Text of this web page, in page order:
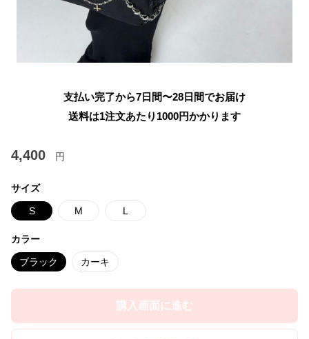
支払い完了から7日間〜28日間でお届け
送料は1注文あたり 1000円かかります
4,400 円
サイズ
S M L
カラー
ブラック カーキ
購入画面に進む